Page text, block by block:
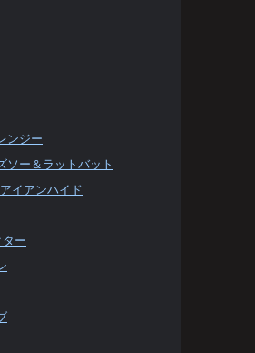
ンジー
ソー＆ラットバット
イアンハイド
ー